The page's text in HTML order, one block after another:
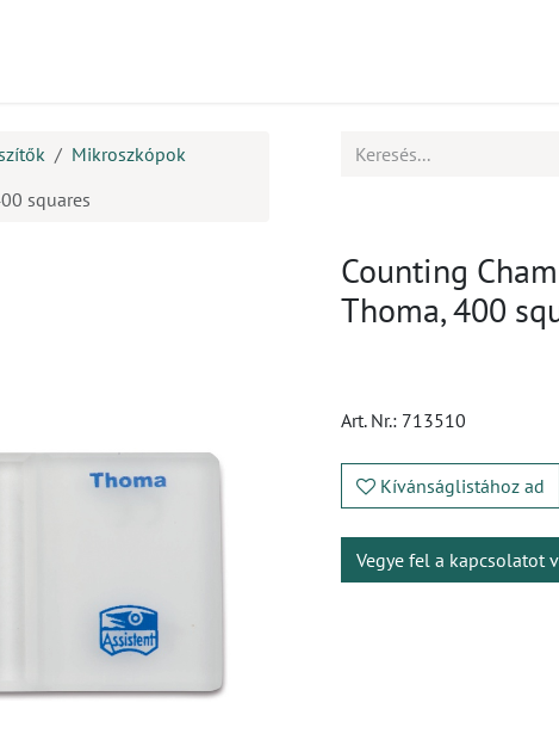
Mikroszkópok
squares
Counting
Thoma, 400
Art. Nr.: 713510
Kívánságlistához ad
Vegye fel a kapcsolatot